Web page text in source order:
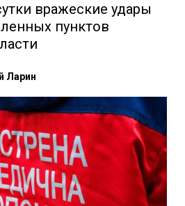
вражеские удары
пунктов
Ларин